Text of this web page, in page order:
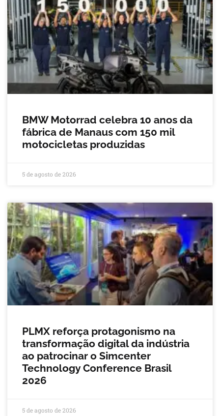
BMW Motorrad celebra 10 anos da
fábrica de Manaus com 150 mil
motocicletas produzidas
5 de agosto de 2026
PLMX reforça protagonismo na
transformação digital da indústria
ao patrocinar o Simcenter
Technology Conference Brasil
2026
5 de agosto de 2026